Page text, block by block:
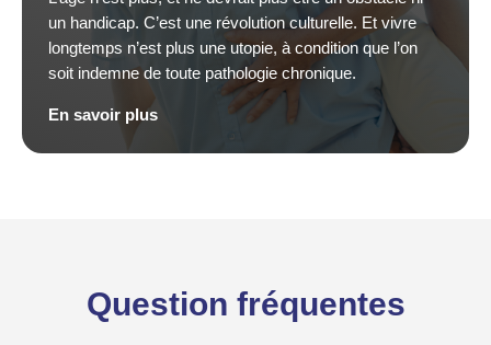
un handicap. C’est une révolution culturelle. Et vivre
longtemps n’est plus une utopie, à condition que l’on
soit indemne de toute pathologie chronique.
En savoir plus
Question fréquentes